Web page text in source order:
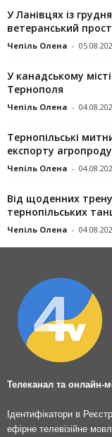
У Ланівцях із
ветеранський
Чепіль Олена -
У канадському
Тернополя
Чепіль Олена -
Тернопільські
експорту
Чепіль Олена -
Від щоденних
тернопільських
Чепіль Олена -
Телеканал та онлайн-
Ідентифікатори в
ефірне телевізійне